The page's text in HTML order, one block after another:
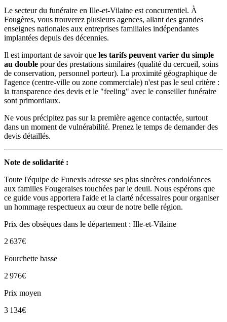
Le secteur du funéraire en Ille-et-Vilaine est concurrentiel. À
Fougères, vous trouverez plusieurs agences, allant des grandes
enseignes nationales aux entreprises familiales indépendantes
implantées depuis des décennies.
Il est important de savoir que les tarifs peuvent varier du simple
au double pour des prestations similaires (qualité du cercueil, soins
de conservation, personnel porteur). La proximité géographique de
l'agence (centre-ville ou zone commerciale) n'est pas le seul critère :
la transparence des devis et le "feeling" avec le conseiller funéraire
sont primordiaux.
Ne vous précipitez pas sur la première agence contactée, surtout
dans un moment de vulnérabilité. Prenez le temps de demander des
devis détaillés.
Note de solidarité :
Toute l'équipe de Funexis adresse ses plus sincères condoléances
aux familles Fougeraises touchées par le deuil. Nous espérons que
ce guide vous apportera l'aide et la clarté nécessaires pour organiser
un hommage respectueux au cœur de notre belle région.
Prix des obsèques dans le département : Ille-et-Vilaine
2 637€
Fourchette basse
2 976€
Prix moyen
3 134€